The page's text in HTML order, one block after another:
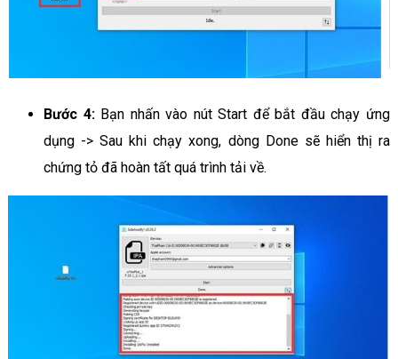
Bước 4: Bạn nhấn vào nút Start để bắt đầu chạy ứng
dụng -> Sau khi chạy xong, dòng Done sẽ hiển thị ra
chứng tỏ đã hoàn tất quá trình tải về.